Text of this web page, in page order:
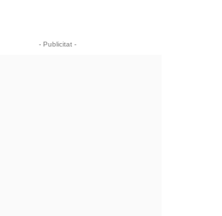
- Publicitat -